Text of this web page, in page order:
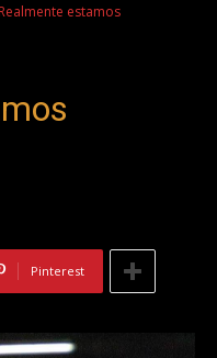
estamos
Pinterest